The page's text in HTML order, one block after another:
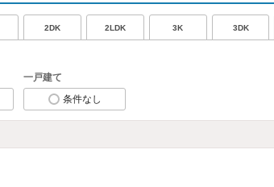
2DK 2LDK 3K 3DK
一戸建て
条件なし